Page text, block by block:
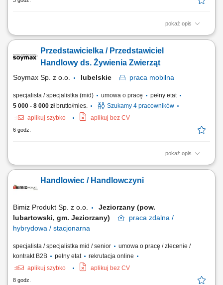
pokaż opis
Opis stanowiska: Doradzanie klientom biznesowym w wyborze ofert
rozwijanie długofalowych relacji biznesowych. Analizowanie potrzeb
przedsiębiorstw i przygotowywanie dopasowanych rozwiązań.
Przedstawicielka / Przedstawiciel
Handlowy ds. Żywienia Zwierząt
Soymax Sp. z o.o. lubelskie praca mobilna
specjalista / specjalistka (mid) umowa o pracę
pełny etat
5 000 - 8 000 złbrutto/mies.
Szukamy 4 pracowników
aplikuj szybko
aplikuj bez CV
6 godz.
pokaż opis
Poszukujemy Konsultantów ds. Żywienia w kilku lokalizacjach w Polsce.
bydła na wyznaczonym obszarze. Aktywne pozyskiwanie nowych
klientów oraz utrzymywanie długofalowych relacji z obecnymi
Handlowiec / Handlowczyni
Bimiz Produkt Sp. z o.o.
Jeziorzany (pow.
lubartowski, gm. Jeziorzany)
praca zdalna /
hybrydowa / stacjonarna
specjalista / specjalistka mid / senior
umowa o pracę / zlecenie /
kontrakt B2B
pełny etat
rekrutacja online
aplikuj szybko
aplikuj bez CV
8 godz.